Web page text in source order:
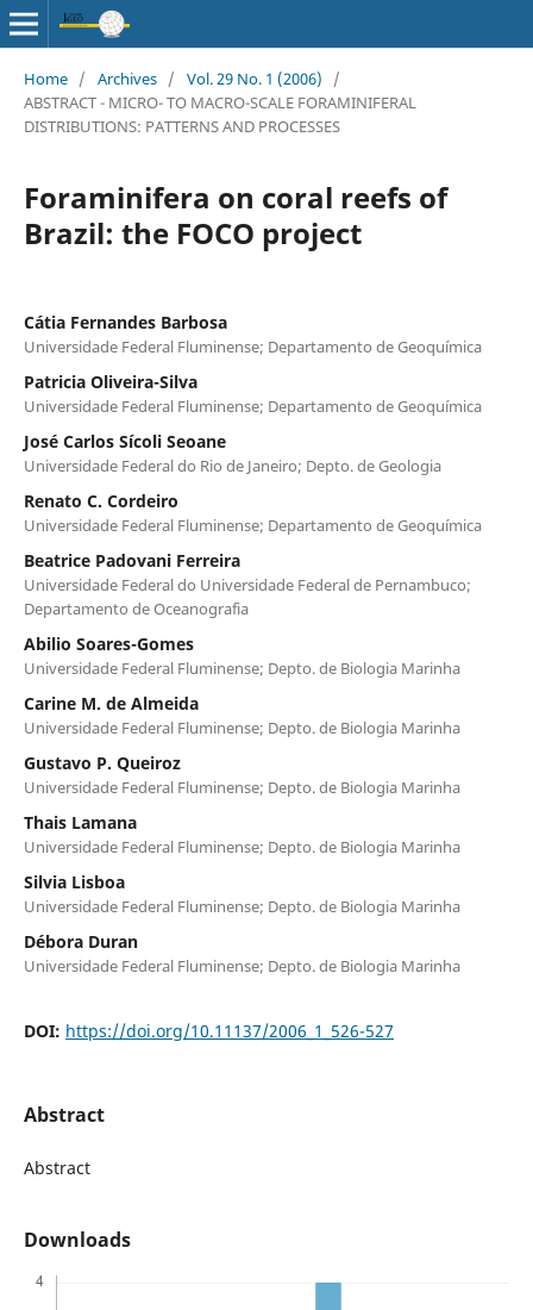
Home / Archives / Vol. 29 No. 1 (2006)
/
ABSTRACT - MICRO- TO MACRO-SCALE FORAMINIFERAL
DISTRIBUTIONS: PATTERNS AND PROCESSES
Foraminifera on coral reefs of
Brazil: the FOCO project
Cátia Fernandes Barbosa
Universidade Federal Fluminense; Departamento de Geoquímica
Patricia Oliveira-Silva
Universidade Federal Fluminense; Departamento de Geoquímica
José Carlos Sícoli Seoane
Universidade Federal do Rio de Janeiro; Depto. de Geologia
Renato C. Cordeiro
Universidade Federal Fluminense; Departamento de Geoquímica
Beatrice Padovani Ferreira
Universidade Federal do Universidade Federal de Pernambuco;
Departamento de Oceanografia
Abilio Soares-Gomes
Universidade Federal Fluminense; Depto. de Biologia Marinha
Carine M. de Almeida
Universidade Federal Fluminense; Depto. de Biologia Marinha
Gustavo P. Queiroz
Universidade Federal Fluminense; Depto. de Biologia Marinha
Thais Lamana
Universidade Federal Fluminense; Depto. de Biologia Marinha
Silvia Lisboa
Universidade Federal Fluminense; Depto. de Biologia Marinha
Débora Duran
Universidade Federal Fluminense; Depto. de Biologia Marinha
DOI: https://doi.org/10.11137/2006_1_526-527
Abstract
Abstract
Downloads